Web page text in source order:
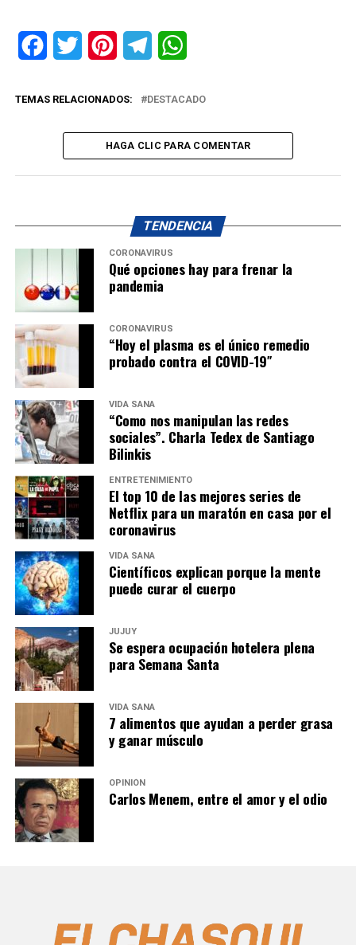
FacebookTwitter PinterestTelegram
TEMAS RELACIONADOS: DESTACADO
HAGA CLIC PARA COMENTAR
TENDENCIA
CORONAVIRUS
Qué opciones hay para frenar la
pandemia
CORONAVIRUS
“Hoy el plasma es el único remedio
probado contra el COVID-19″
VIDA SANA
“Como nos manipulan las redes
sociales”. Charla Tedex de Santiago
Bilinkis
ENTRETENIMIENTO
El top 10 de las mejores series de
Netflix para un maratón en casa por el
coronavirus
VIDA SANA
Científicos explican porque la mente
puede curar el cuerpo
JUJUY
Se espera ocupación hotelera plena
para Semana Santa
VIDA SANA
7 alimentos que ayudan a perder grasa
y ganar músculo
OPINIÓN
Carlos Menem, entre el amor y el odio